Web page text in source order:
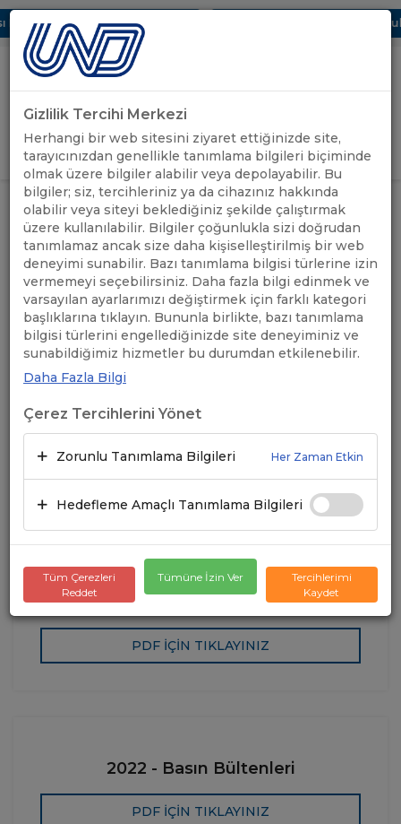
UBAK Bölümü Hakkında UND, Yunanistan Vize
Uluslararası Nakliyeciler Derneği
GİRİŞ YAP
ANASAYFA / UND YAYINLARI / BASIN BÜLTENLERİ
2025 - Basın Bültenleri
PDF İÇİN TIKLAYINIZ
2024 - Basın Bültenleri
PDF İÇİN TIKLAYINIZ
2023 - Basın Bültenleri
PDF İÇİN TIKLAYINIZ
2022 - Basın Bültenleri
PDF İÇİN TIKLAYINIZ
Gizlilik Tercihi Merkezi
Herhangi bir web sitesini ziyaret ettiğinizde site,
tarayıcınızdan genellikle tanımlama bilgileri biçiminde
olmak üzere bilgiler alabilir veya depolayabilir. Bu
bilgiler; siz, tercihleriniz ya da cihazınız hakkında
olabilir veya siteyi beklediğiniz şekilde çalıştırmak
üzere kullanılabilir. Bilgiler çoğunlukla sizi doğrudan
tanımlamaz ancak size daha kişiselleştirilmiş bir web
deneyimi sunabilir. Bazı tanımlama bilgisi türlerine izin
vermemeyi seçebilirsiniz. Daha fazla bilgi edinmek ve
varsayılan ayarlarımızı değiştirmek için farklı kategori
başlıklarına tıklayın. Bununla birlikte, bazı tanımlama
bilgisi türlerini engellediğinizde site deneyiminiz ve
sunabildiğimiz hizmetler bu durumdan etkilenebilir.
Daha Fazla Bilgi
Çerez Tercihlerini Yönet
Zorunlu Tanımlama Bilgileri Her Zaman Etkin
Hedefleme Amaçlı Tanımlama Bilgileri
Tüm Çerezleri
Reddet
Tümüne İzin Ver
Tercihlerimi
Kaydet